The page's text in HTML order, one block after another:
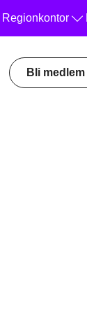
Regionkontor
Bli medlem